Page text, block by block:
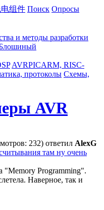
组件 Поиск Опросы
и методы разработки
AVRPICARM, RISC-
протоколы Схемы,
AVR
232) ответил AlexG
там ну очень
"Memory Programming".
Наверное, так и